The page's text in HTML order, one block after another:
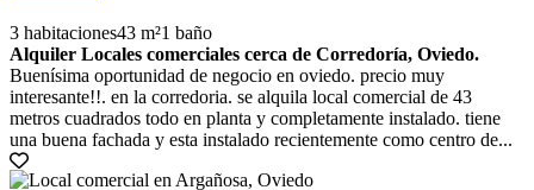
3 habitaciones43 m²1 baño
Alquiler Locales comerciales cerca de Corredoría, Oviedo.
Buenísima oportunidad de negocio en oviedo. precio muy
interesante!!. en la corredoria. se alquila local comercial de 43
metros cuadrados todo en planta y completamente instalado. tiene
una buena fachada y esta instalado recientemente como centro de...